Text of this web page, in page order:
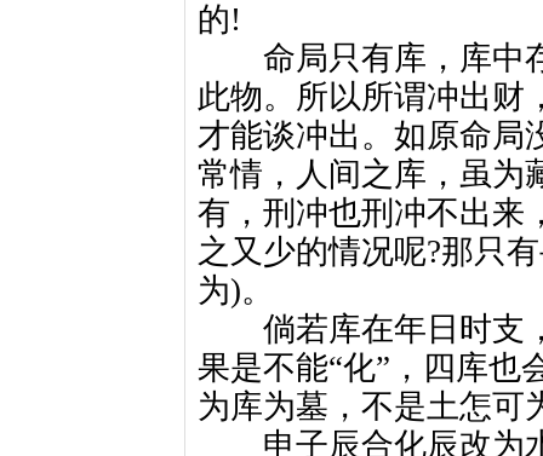
的!
命局只有库，库中存
此物。所以所谓冲出财
才能谈冲出。如原命局
常情，人间之库，虽为
有，刑冲也刑冲不出来
之又少的情况呢?那只
为)。
倘若库在年日时支，
果是不能“化”，四库也
为库为墓，不是土怎可
申子辰合化辰改为水